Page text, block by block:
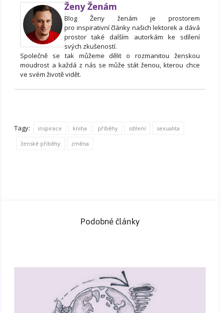
Ženy Ženám
Blog Ženy ženám je prostorem
pro inspirativní články našich lektorek a dává
prostor také dalším autorkám ke sdílení
svých zkušeností.
Společně se tak můžeme dělit o rozmanitou ženskou
moudrost a každá z nás se může stát ženou, kterou chce
ve svém životě vidět.
Tagy: inspirace kniha příběhy sdílení sexualita
ženské příběhy změna
Podobné články